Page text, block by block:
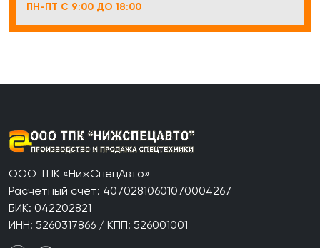
ПН-ПТ С 9:00 ДО 18:00
ООО ТПК «НижСпецАвто»
Расчетный счет: 40702810601070004267
БИК: 042202821
ИНН: 5260317866 / КПП: 526001001